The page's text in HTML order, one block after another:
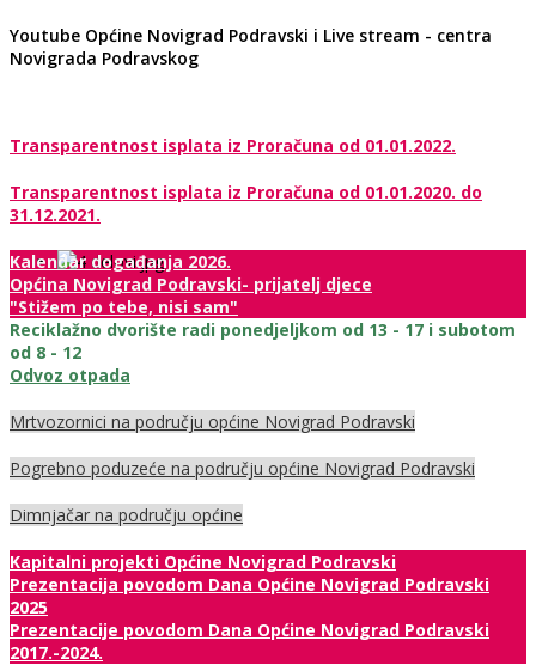
Youtube Općine Novigrad Podravski i Live stream - centra
Novigrada Podravskog
Transparentnost isplata iz Proračuna od 01.01.2022.
Transparentnost isplata iz Proračuna od 01.01.2020. do
31.12.2021.
Kalendar događanja 2026.
Općina Novigrad Podravski- prijatelj djece
"Stižem po tebe, nisi sam"
Reciklažno dvorište radi ponedjeljkom od 13 - 17 i subotom
od 8 - 12
Odvoz otpada
Mrtvozornici na području općine Novigrad Podravski
Pogrebno poduzeće na području općine Novigrad Podravski
Dimnjačar na području općine
Kapitalni projekti Općine Novigrad Podravski
Prezentacija povodom Dana Općine Novigrad Podravski
2025
Prezentacije povodom Dana Općine Novigrad Podravski
2017.-2024.